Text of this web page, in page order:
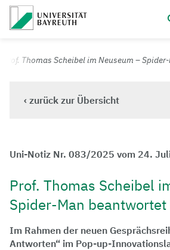
Universität Bayreuth – Deine Top-
Thomas Scheibel im Neuseum –
‹ zurück zur Übersicht
Uni-Notiz Nr. 083/2025 vom 24.
Prof. Thomas Scheibel
Spider-Man beantwortet
Im Rahmen der neuen
Antworten“ im Pop-up-